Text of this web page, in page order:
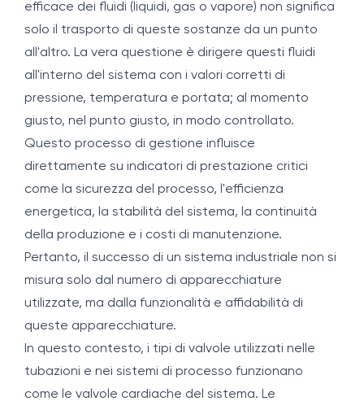
efficace dei fluidi (liquidi, gas o vapore) non significa
solo il trasporto di queste sostanze da un punto
all'altro. La vera questione è dirigere questi fluidi
all'interno del sistema con i valori corretti di
pressione, temperatura e portata; al momento
giusto, nel punto giusto, in modo controllato.
Questo processo di gestione influisce
direttamente su indicatori di prestazione critici
come la sicurezza del processo, l'efficienza
energetica, la stabilità del sistema, la continuità
della produzione e i costi di manutenzione.
Pertanto, il successo di un sistema industriale non si
misura solo dal numero di apparecchiature
utilizzate, ma dalla funzionalità e affidabilità di
queste apparecchiature.
In questo contesto, i tipi di valvole utilizzati nelle
tubazioni e nei sistemi di processo funzionano
come le valvole cardiache del sistema. Le